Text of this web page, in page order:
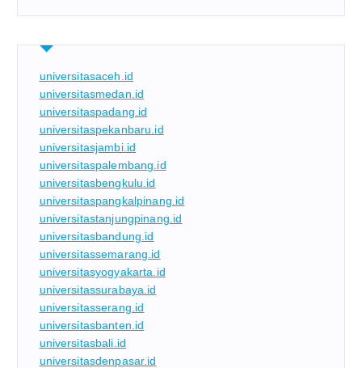
universitasaceh.id
universitasmedan.id
universitaspadang.id
universitaspekanbaru.id
universitasjambi.id
universitaspalembang.id
universitasbengkulu.id
universitaspangkalpinang.id
universitastanjungpinang.id
universitasbandung.id
universitassemarang.id
universitasyogyakarta.id
universitassurabaya.id
universitasserang.id
universitasbanten.id
universitasbali.id
universitasdenpasar.id